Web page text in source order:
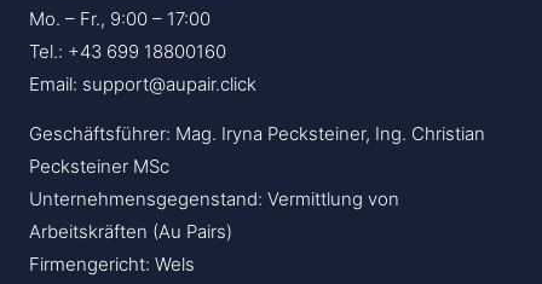
Mo. – Fr., 9:00 – 17:00
Tel.: +43 699 18800160
Email: support@aupair.click
Geschäftsführer: Mag. Iryna Pecksteiner, Ing. Christian
Pecksteiner MSc
Unternehmensgegenstand: Vermittlung von
Arbeitskräften (Au Pairs)
Firmengericht: Wels